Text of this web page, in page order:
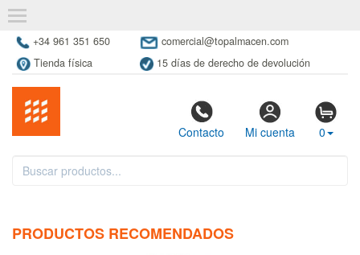
+34 961 351 650
comercial@topalmacen.com
Tienda física
15 días de derecho de devolución
Contacto Mi cuenta 0
PRODUCTOS RECOMENDADOS